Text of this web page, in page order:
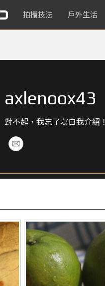
拍攝技法 戶外生活
axlenoox43
對不起，我忘了寫自我介紹！